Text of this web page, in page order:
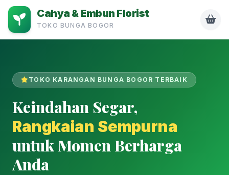
Cahya & Embun Florist
TOKO BUNGA BOGOR
TOKO KARANGAN BUNGA BOGOR TERBAIK
Keindahan Segar,
Rangkaian Sempurna
untuk Momen Berharga
Anda